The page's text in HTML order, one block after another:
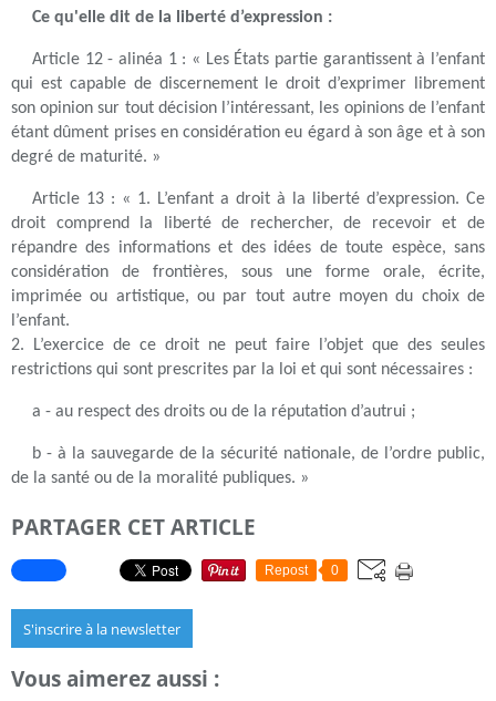
Ce qu'elle dit de la liberté d’expression :
Article 12 - alinéa 1 : « Les États partie garantissent à l’enfant
qui est capable de discernement le droit d’exprimer librement
son opinion sur tout décision l’intéressant, les opinions de l’enfant
étant dûment prises en considération eu égard à son âge et à son
degré de maturité. »
Article 13 : « 1. L’enfant a droit à la liberté d’expression. Ce
droit comprend la liberté de rechercher, de recevoir et de
répandre des informations et des idées de toute espèce, sans
considération de frontières, sous une forme orale, écrite,
imprimée ou artistique, ou par tout autre moyen du choix de
l’enfant.
2. L’exercice de ce droit ne peut faire l’objet que des seules
restrictions qui sont prescrites par la loi et qui sont nécessaires :
a - au respect des droits ou de la réputation d’autrui ;
b - à la sauvegarde de la sécurité nationale, de l’ordre public,
de la santé ou de la moralité publiques. »
PARTAGER CET ARTICLE
Repost 0
S'inscrire à la newsletter
Vous aimerez aussi :